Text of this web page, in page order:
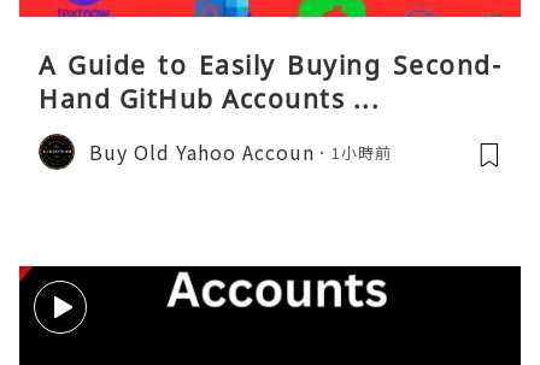
A Guide to Easily Buying Second-
Hand GitHub Accounts ...
Buy Old Yahoo Accoun 1小時前